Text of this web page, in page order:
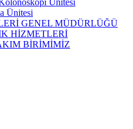
Ünitesi
GENEL MÜDÜRLÜĞÜ
HİZMETLERİ
BİRİMİMİZ